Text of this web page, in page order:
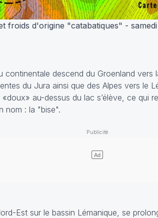
froids d'origine "catabatiques" - samedi
continentale descend du Groenland vers
du Jura ainsi que des Alpes vers le
au-dessus du lac s’élève, ce qui
nom : la "bise".
Est sur le bassin Lémanique, se